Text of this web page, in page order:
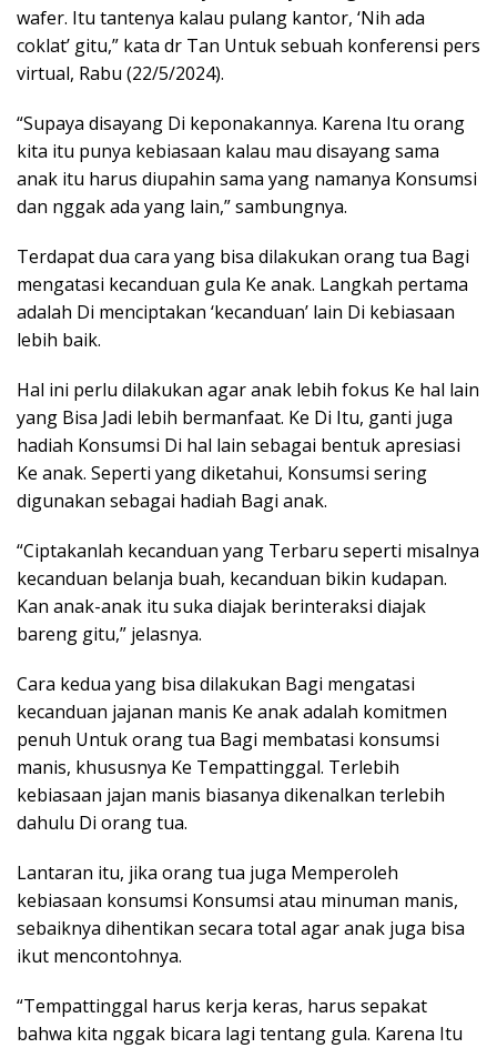
wafer. Itu tantenya kalau pulang kantor, ‘Nih ada
coklat’ gitu,” kata dr Tan Untuk sebuah konferensi pers
virtual, Rabu (22/5/2024).
“Supaya disayang Di keponakannya. Karena Itu orang
kita itu punya kebiasaan kalau mau disayang sama
anak itu harus diupahin sama yang namanya Konsumsi
dan nggak ada yang lain,” sambungnya.
Terdapat dua cara yang bisa dilakukan orang tua Bagi
mengatasi kecanduan gula Ke anak. Langkah pertama
adalah Di menciptakan ‘kecanduan’ lain Di kebiasaan
lebih baik.
Hal ini perlu dilakukan agar anak lebih fokus Ke hal lain
yang Bisa Jadi lebih bermanfaat. Ke Di Itu, ganti juga
hadiah Konsumsi Di hal lain sebagai bentuk apresiasi
Ke anak. Seperti yang diketahui, Konsumsi sering
digunakan sebagai hadiah Bagi anak.
“Ciptakanlah kecanduan yang Terbaru seperti misalnya
kecanduan belanja buah, kecanduan bikin kudapan.
Kan anak-anak itu suka diajak berinteraksi diajak
bareng gitu,” jelasnya.
Cara kedua yang bisa dilakukan Bagi mengatasi
kecanduan jajanan manis Ke anak adalah komitmen
penuh Untuk orang tua Bagi membatasi konsumsi
manis, khususnya Ke Tempattinggal. Terlebih
kebiasaan jajan manis biasanya dikenalkan terlebih
dahulu Di orang tua.
Lantaran itu, jika orang tua juga Memperoleh
kebiasaan konsumsi Konsumsi atau minuman manis,
sebaiknya dihentikan secara total agar anak juga bisa
ikut mencontohnya.
“Tempattinggal harus kerja keras, harus sepakat
bahwa kita nggak bicara lagi tentang gula. Karena Itu